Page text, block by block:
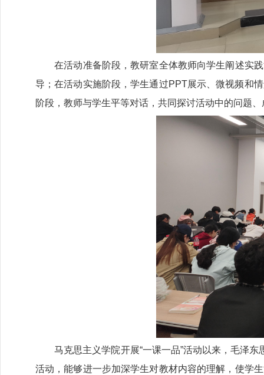
在活动准备阶段，教研室全体教师向学生阐述实践
导；在活动实施阶段，学生通过PPT展示、微视频和
阶段，教师与学生平等对话，共同探讨活动中的问题
马克思主义学院开展“一课一品”活动以来，毛泽东
活动，能够进一步加深学生对教材内容的理解，使学